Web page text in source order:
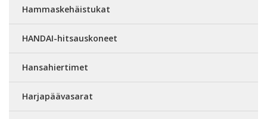
Hammaskehäistukat
HANDAI-hitsauskoneet
Hansahiertimet
Harjapäävasarat